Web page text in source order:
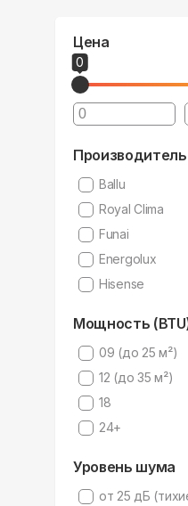
Цена
0
Производитель
Ballu
Royal Clima
Funai
Energolux
Hisense
Мощность
09 (до 25 м²)
12 (до 35 м²)
18
24+
Уровень шума
от 25 дБ